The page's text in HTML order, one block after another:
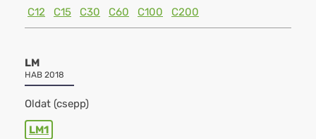
C12
C15 C30 C60 C100 C200
LM
HAB 2018
Oldat (csepp)
LM1